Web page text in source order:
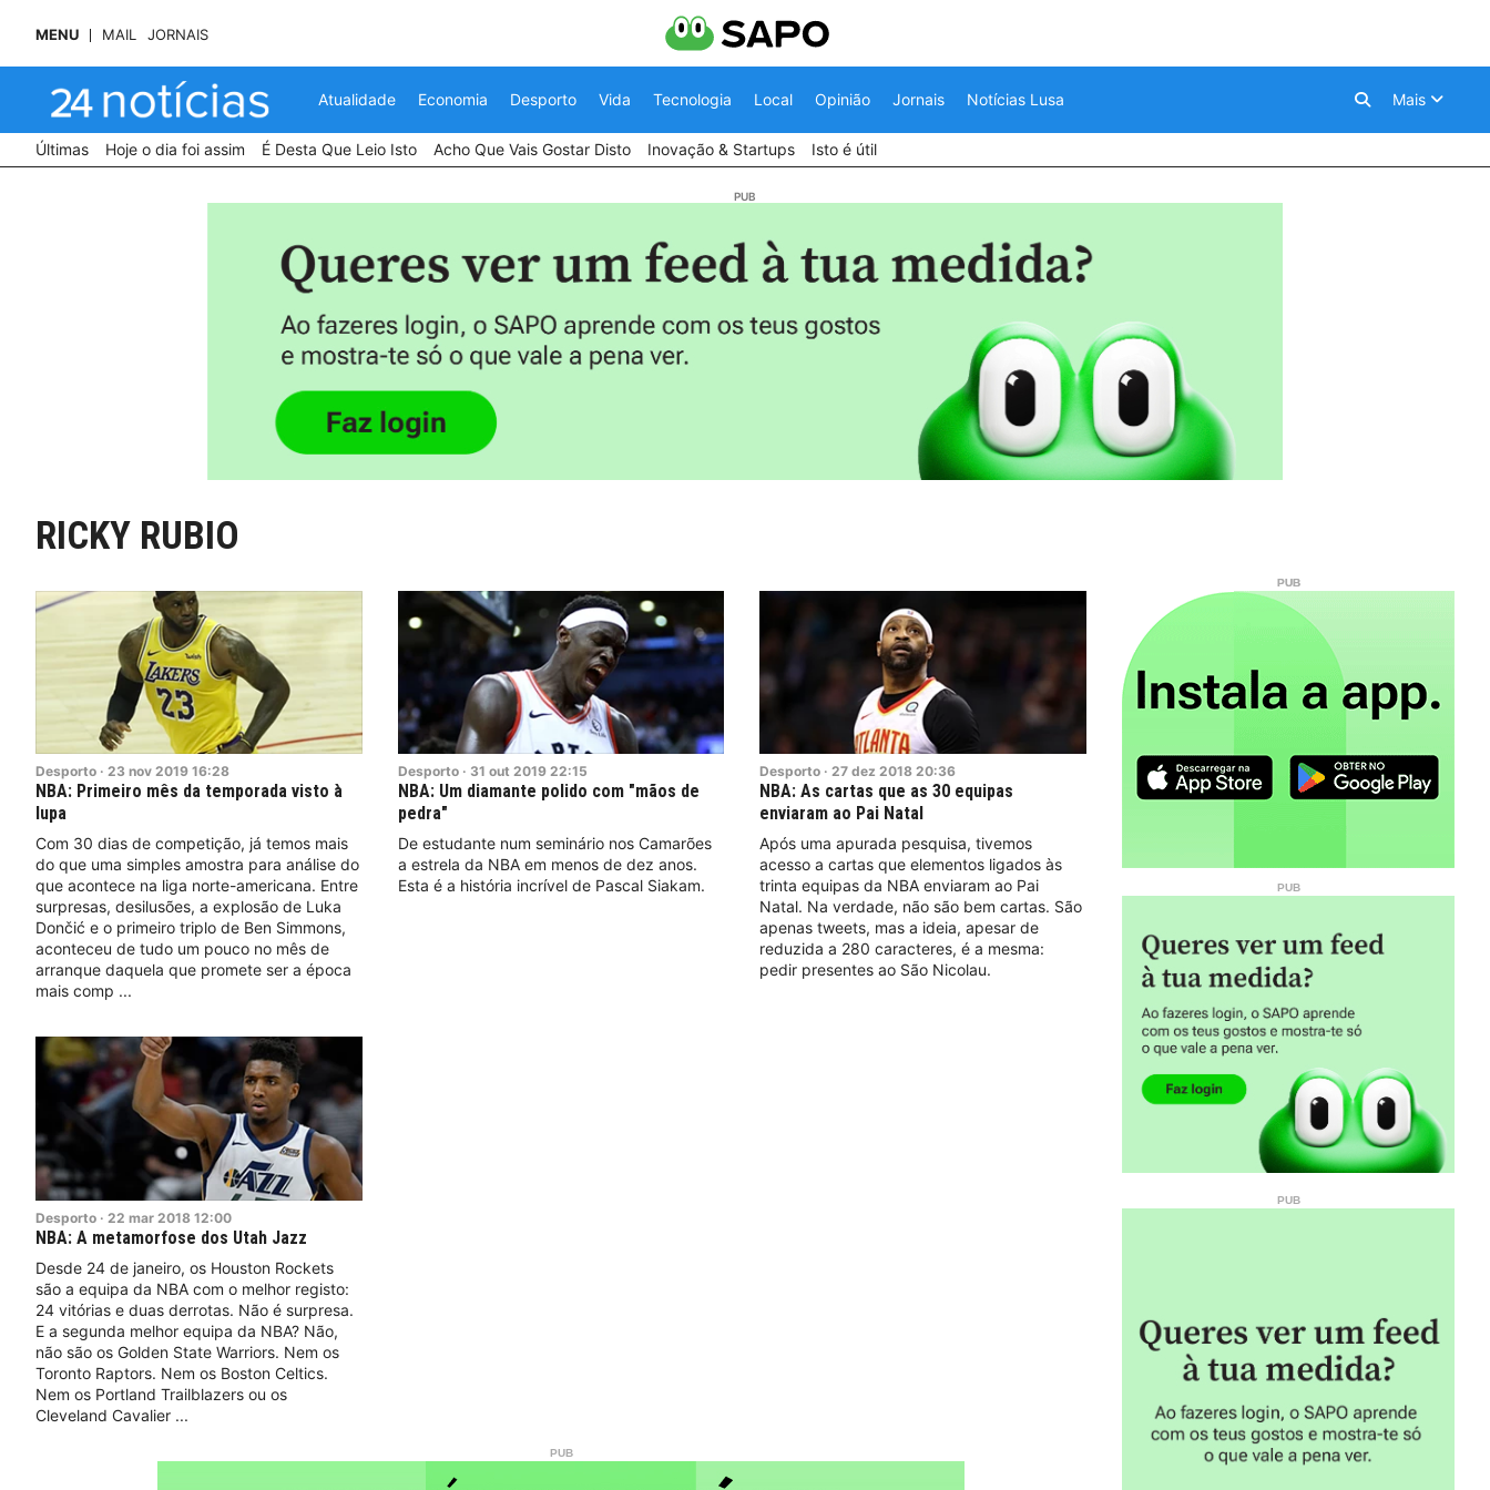
MENU MAIL JORNAIS
Atualidade Economia Desporto Vida Tecnologia Local Opinião Jornais Notícias Lusa Mais
Últimas Hoje o dia foi assim É Desta Que Leio Isto Acho Que Vais Gostar Disto Inovação & Startups Isto é útil
RICKY RUBIO
Desporto · 23 nov 2019 16:28
NBA: Primeiro mês da temporada visto à
lupa
Com 30 dias de competição, já temos mais
do que uma simples amostra para análise do
que acontece na liga norte-americana. Entre
surpresas, desilusões, a explosão de Luka
Dončić e o primeiro triplo de Ben Simmons,
aconteceu de tudo um pouco no mês de
arranque daquela que promete ser a época
mais comp
Desporto · 31 out 2019 22:15
NBA: Um diamante polido com "mãos de
pedra"
De estudante num seminário nos Camarões
a estrela da NBA em menos de dez anos.
Esta é a história incrível de Pascal Siakam.
Desporto · 27 dez 2018 20:36
NBA: As cartas que as 30 equipas
enviaram ao Pai Natal
Após uma apurada pesquisa, tivemos
acesso a cartas que elementos ligados às
trinta equipas da NBA enviaram ao Pai
Natal. Na verdade, não são bem cartas. São
apenas tweets, mas a ideia, apesar de
reduzida a 280 caracteres, é a mesma:
pedir presentes ao São Nicolau.
Desporto · 22 mar 2018 12:00
NBA: A metamorfose dos Utah Jazz
Desde 24 de janeiro, os Houston Rockets
são a equipa da NBA com o melhor registo:
24 vitórias e duas derrotas. Não é surpresa.
E a segunda melhor equipa da NBA? Não,
não são os Golden State Warriors. Nem os
Toronto Raptors. Nem os Boston Celtics.
Nem os Portland Trailblazers ou os
Cleveland Cavalier